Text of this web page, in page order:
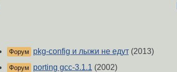
Форум pkg-config и лыжи не едут(2013)
Форум porting gcc-3.1.1 (2002)